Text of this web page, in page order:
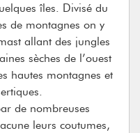
îles. Divisé du
de montagnes on y
allant des jungles
sèches de l’ouest
hautes montagnes et
de nombreuses
leurs coutumes,